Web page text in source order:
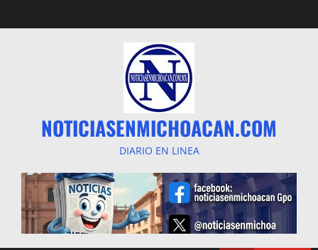
al
NOTICIASENMICHOACAN.COM
DIARIO EN LINEA